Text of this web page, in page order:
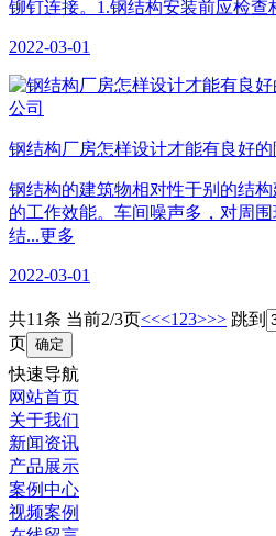
铆钉连接。1.钢结构安装前应检
2022-03-01
公司
钢结构厂房怎样设计才能有良好
钢结构的建筑物相对性于别的结
的工作效能。车间噪声多，对周
结...更多
2022-03-01
共11条 当前2/3页<<<123>>> 跳到
页
确定
快速导航
网站首页
关于我们
新闻资讯
产品展示
案例中心
视频案例